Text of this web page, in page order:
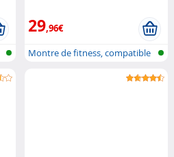
29,96€
Montre de fitness, compatible